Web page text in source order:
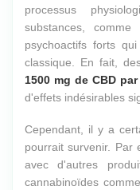
processus
substances,
psychoactifs forts
classique. En fait,
1500 mg de CBD
d'effets indésirables
Cependant, il y a
pourrait survenir. Par
avec d'autres
cannabinoïdes